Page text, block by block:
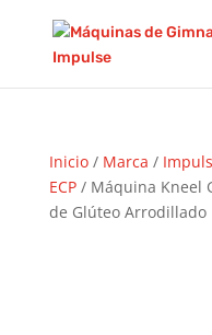
Inicio/ Marca /
ECP/ Máquina Kneel
de Glúteo